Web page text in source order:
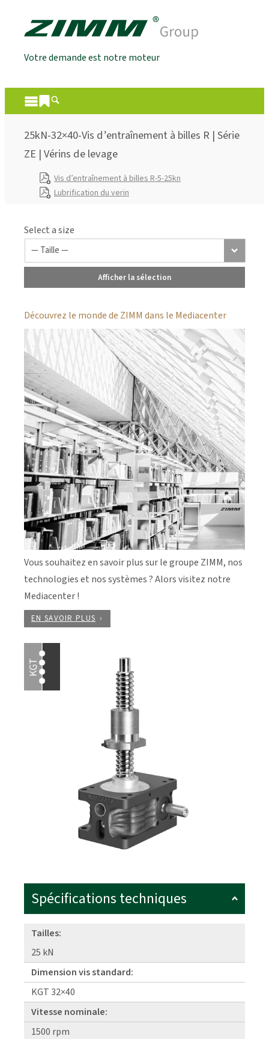
Votre demande est notre moteur
25kN-32×40-Vis d’entraînement à billes R | Série
ZE | Vérins de levage
Vis d’entraînement à billes R-5-25kn
Lubrification du verin
Select a size
Afficher la sélection
Découvrez le monde de ZIMM dans le Mediacenter
Vous souhaitez en savoir plus sur le groupe ZIMM, nos
technologies et nos systèmes ? Alors visitez notre
Mediacenter !
EN SAVOIR PLUS
Spécifications techniques
Tailles:
25 kN
Dimension vis standard:
KGT 32×40
Vitesse nominale:
1500 rpm